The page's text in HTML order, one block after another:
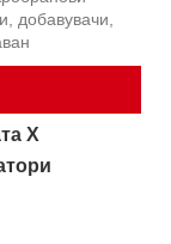
добавувачи,
X